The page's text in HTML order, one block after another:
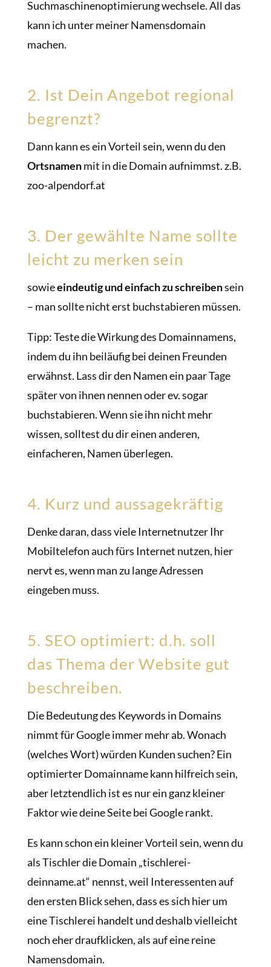
Suchmaschinenoptimierung wechsele. All das
kann ich unter meiner Namensdomain
machen.
2. Ist Dein Angebot regional
begrenzt?
Dann kann es ein Vorteil sein, wenn du den
Ortsnamenmit in die Domain aufnimmst. z.B.
zoo-alpendorf.at
3. Der gewählte Name sollte
leicht zu merken sein
sowieeindeutig und einfach zu schreibensein
– man sollte nicht erst buchstabieren müssen.
Tipp: Teste die Wirkung des Domainnamens,
indem du ihn beiläufig bei deinen Freunden
erwähnst. Lass dir den Namen ein paar Tage
später von ihnen nennen oder ev. sogar
buchstabieren. Wenn sie ihn nicht mehr
wissen, solltest du dir einen anderen,
einfacheren, Namen überlegen.
4. Kurz und aussagekräftig
Denke daran, dass viele Internetnutzer Ihr
Mobiltelefon auch fürs Internet nutzen, hier
nervt es, wenn man zu lange Adressen
eingeben muss.
5. SEO optimiert: d.h. soll
das Thema der Website gut
beschreiben.
Die Bedeutung des Keywords in Domains
nimmt für Google immer mehr ab. Wonach
(welches Wort) würden Kunden suchen? Ein
optimierter Domainname kann hilfreich sein,
aber letztendlich ist es nur ein ganz kleiner
Faktor wie deine Seite bei Google rankt.
Es kann schon ein kleiner Vorteil sein, wenn du
als Tischler die Domain „tischlerei-
deinname.at“ nennst, weil Interessenten auf
den ersten Blick sehen, dass es sich hier um
eine Tischlerei handelt und deshalb vielleicht
noch eher draufklicken, als auf eine reine
Namensdomain.